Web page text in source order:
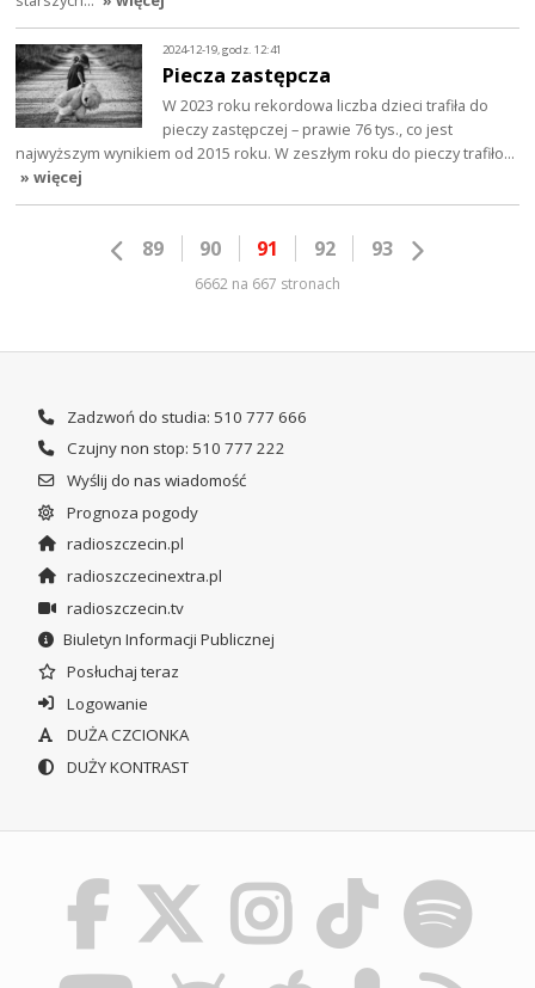
2024-12-19, godz. 12:41
Piecza zastępcza
W 2023 roku rekordowa liczba dzieci trafiła do
pieczy zastępczej – prawie 76 tys., co jest
najwyższym wynikiem od 2015 roku. W zeszłym roku do pieczy trafiło…
» więcej
89 90 91 92 93
6662 na 667 stronach
Zadzwoń do studia: 510 777 666
Czujny non stop: 510 777 222
Wyślij do nas wiadomość
Prognoza pogody
radioszczecin.pl
radioszczecinextra.pl
radioszczecin.tv
Biuletyn Informacji Publicznej
Posłuchaj teraz
Logowanie
DUŻA CZCIONKA
DUŻY KONTRAST